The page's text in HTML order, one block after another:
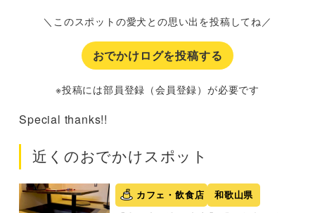
＼このスポットの愛犬との思い出を投稿してね／
おでかけログを投稿する
※投稿には部員登録（会員登録）が必要です
Special thanks!!
近くのおでかけスポット
カフェ・飲食店 和歌山県